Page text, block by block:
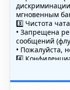
мгновенным
3️⃣ Чистота
• Запрещена
сообщений
• Пожалуйста,
4️⃣
• Не
(телефоны,
5️⃣ Уместность